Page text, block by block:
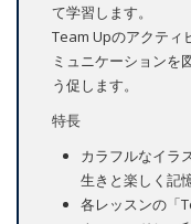
て学習します。
Team Upのアクティ
ミュニケーションを
う促します。
特長
カラフルなイラ
生きと楽しく記
各レッスンの「